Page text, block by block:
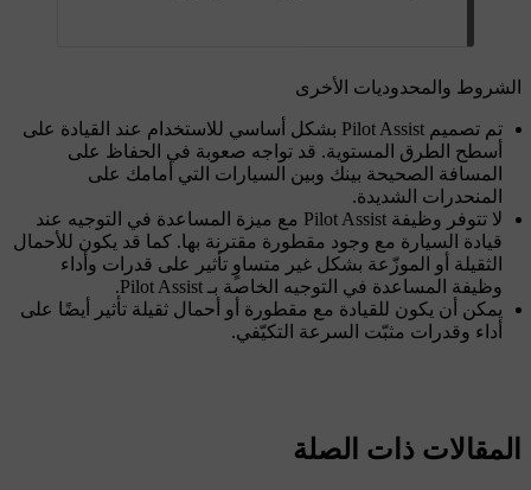
الشروط والمحدوديات الأخرى
تم تصميم Pilot Assist بشكل أساسي للاستخدام عند القيادة على
أسطح الطرق المستوية. قد تواجه صعوبة في الحفاظ على
المسافة الصحيحة بينك وبين السيارات التي أمامك على
المنحدرات الشديدة.
لا تتوفر وظيفة Pilot Assist مع ميزة المساعدة في التوجيه عند
قيادة السيارة مع وجود مقطورة مقترنة بها. كما قد يكون للأحمال
الثقيلة أو الموزّعة بشكل غير متساوٍ تأثير على قدرات وأداء
وظيفة المساعدة في التوجيه الخاصة بـ Pilot Assist.
يمكن أن يكون للقيادة مع مقطورة أو أحمال ثقيلة تأثير أيضًا على
أداء وقدرات مثبّت السرعة التكيّفي.
المقالات ذات الصلة